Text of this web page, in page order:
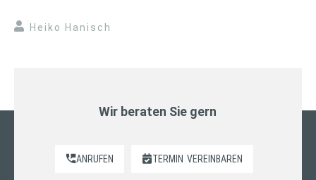
Heiko Hanisch
Wir beraten Sie gern
ANRUFEN TERMIN VEREINBAREN